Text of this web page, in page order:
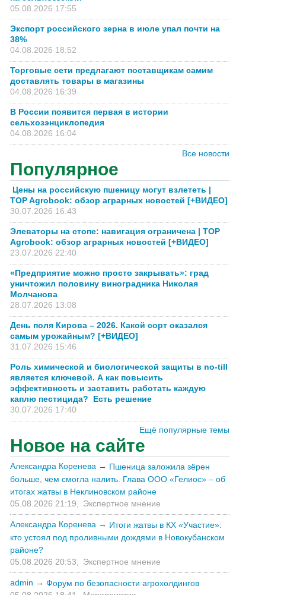
05.08.2026 17:55
Экспорт российского зерна в июле упал почти на
38%
04.08.2026 18:52
Торговые сети предлагают поставщикам самим
доставлять товары в магазины
04.08.2026 16:39
В России появится первая в истории
сельхозэнциклопедия
04.08.2026 16:04
Все новости
Популярное
Цены на российскую пшеницу могут взлететь |
TOP Agrobook: обзор аграрных новостей [+ВИДЕО]
30.07.2026 16:43
Элеваторы на стопе: навигация ограничена | TOP
Agrobook: обзор аграрных новостей [+ВИДЕО]
23.07.2026 22:40
«Предприятие можно просто закрывать»: град
уничтожил половину виноградника Николая
Молчанова
28.07.2026 13:08
День поля Кирова – 2026. Какой сорт оказался
самым урожайным? [+ВИДЕО]
31.07.2026 15:46
Роль химической и биологической защиты в no-till
является ключевой. А как повысить
эффективность и заставить работать каждую
каплю пестицида? Есть решение
30.07.2026 17:40
Ещё популярные темы
Новое на сайте
Александра Коренева → Пшеница заложила зёрен
больше, чем смогла налить. Глава ООО «Гелиос» – об
итогах жатвы в Неклиновском районе
05.08.2026 21:19, Экспертное мнение
Александра Коренева → Итоги жатвы в КХ «Участие»:
кто устоял под проливными дождями в Новокубанском
районе?
05.08.2026 20:53,
Экспертное мнение
admin → Форум по безопасности агрохолдингов